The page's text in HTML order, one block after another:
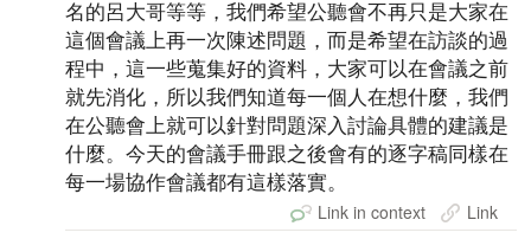
名的呂大哥等等，我們希望公聽會不再只是大家在
這個會議上再一次陳述問題，而是希望在訪談的過
程中，這一些蒐集好的資料，大家可以在會議之前
就先消化，所以我們知道每一個人在想什麼，我們
在公聽會上就可以針對問題深入討論具體的建議是
什麼。今天的會議手冊跟之後會有的逐字稿同樣在
每一場協作會議都有這樣落實。
Link in context Link